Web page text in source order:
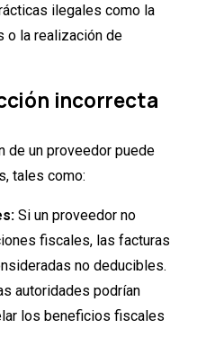
ilegales como la
o la realización de
incorrecta
de un proveedor puede
tales como:
Si un proveedor no
fiscales, las facturas
no deducibles.
autoridades podrían
los beneficios fiscales